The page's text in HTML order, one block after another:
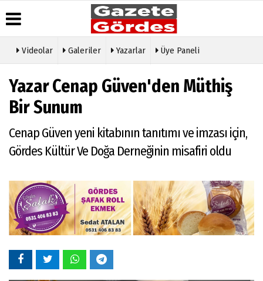
Haber
Arşivi
Gazete
Arşivi
Günün
Haberleri
Durumu
Gazete
Anketler
Yazarları
Galeri
Etkinlikler
İletişim
Gizlilik
Videolar Galeriler Yazarlar Üye Paneli
Yazar Cenap Güven'den Müthiş
Bir Sunum
Cenap Güven yeni kitabının tanıtımı ve imzası için,
Gördes Kültür Ve Doğa Derneğinin misafiri oldu